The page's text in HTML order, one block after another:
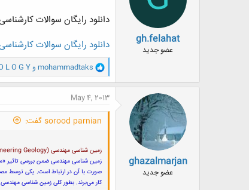
gh.felahat
عضو جدید
دانلود رایگان سوالات کارشناسی ارشد 92 مجموعه
دانلود رایگان سوالات کارشناسی ارشد 92 مجموعه
و
ا
ک
ش
ا
mohammadtaks وL O G Y
ghazalmarjan
عضو جدید
May 4, 2013
sorood parnian گفت:
زمین شناسی مهندسی (Engineering Geology)
زمین شناسی مهندسی ضمن بررسی تاثیر
صورت با آن در ارتباط است. یکی توسط
کار می‌برند. بطور کلی زمین شناسی